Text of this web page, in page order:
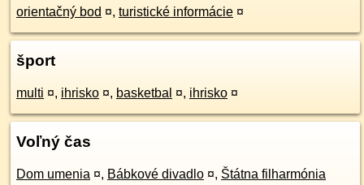
orientačný bod ¤, turistické informácie ¤
šport
multi ¤, ihrisko ¤, basketbal ¤, ihrisko ¤
Voľný čas
Dom umenia ¤, Bábkové divadlo ¤, Štátna filharmónia